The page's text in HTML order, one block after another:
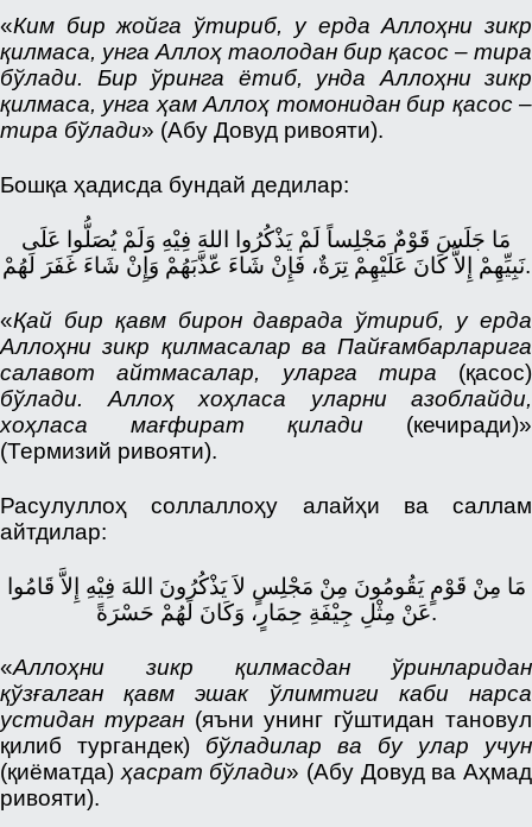
«Ким бир жойга ўтириб, у ерда Аллоҳни зикр
қилмаса, унга Аллоҳ таолодан бир қасос – тира
бўлади. Бир ўринга ётиб, унда Аллоҳни зикр
қилмаса, унга ҳам Аллоҳ томонидан бир қасос –
тира бўлади» (Абу Довуд ривояти).
Бошқа ҳадисда бундай дедилар:
مَا جَلَسَ قَوْمٌ مَجْلِساً لَمْ يَذْكُرُوا اللهَ فِيْهِ وَلَمْ يُصَلُّوا عَلَى
نَبِيِّهِمْ إِلاَّ كَانَ عَلَيْهِمْ تِرَةٌ، فَإِنْ شَاءَ عّذَّبَهُمْ وَإِنْ شَاءَ غَفَرَ لَهُمْ.
«Қай бир қавм бирон даврада ўтириб, у ерда
Аллоҳни зикр қилмасалар ва Пайғамбарларига
салавот айтмасалар, уларга тира (қасос)
бўлади. Аллоҳ хоҳласа уларни азоблайди,
хоҳласа мағфират қилади (кечиради)»
(Термизий ривояти).
Расулуллоҳ соллаллоҳу алайҳи ва саллам
айтдилар:
مَا مِنْ قَوْمٍ يَقُومُونَ مِنْ مَجْلِسٍ لاَ يَذْكُرُونَ اللهَ فِيْهِ إِلاَّ قَامُوا
عَنْ مِثْلِ جِيْفَةِ حِمَارٍ، وَكَانَ لَهُمْ حَسْرَةً.
«Аллоҳни зикр қилмасдан ўринларидан
қўзғалган қавм эшак ўлимтиги каби нарса
устидан турган(яъни унинг гўштидан тановул
қилиб тургандек) бўладилар ва бу улар учун
(қиёматда) ҳасрат бўлади» (Абу Довуд ва Аҳмад
ривояти).